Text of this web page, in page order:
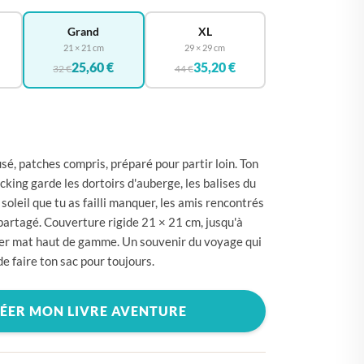
ALLEMAGNE
CHYPRE
CROATIE
ESTONIE
ÉTATS-UNIS
FINLANDE
FRANCE
IRLANDE
Grand
21 × 21 cm
32 €25,60 €
XL
29 × 29 cm
44 €35,20 €
patches compris, préparé pour partir loin. Ton
garde les dortoirs d'auberge, les balises du
que tu as failli manquer, les amis rencontrés
Couverture rigide 21 × 21 cm, jusqu'à
mat haut de gamme. Un souvenir du voyage qui
faire ton sac pour toujours.
MON LIVRE AVENTURE